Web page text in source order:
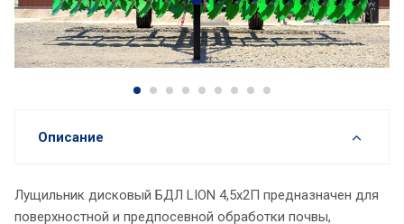
Описание
Лущильник дисковый БДЛ LION 4,5х2П предназначен для
поверхностной и предпосевной обработки почвы,